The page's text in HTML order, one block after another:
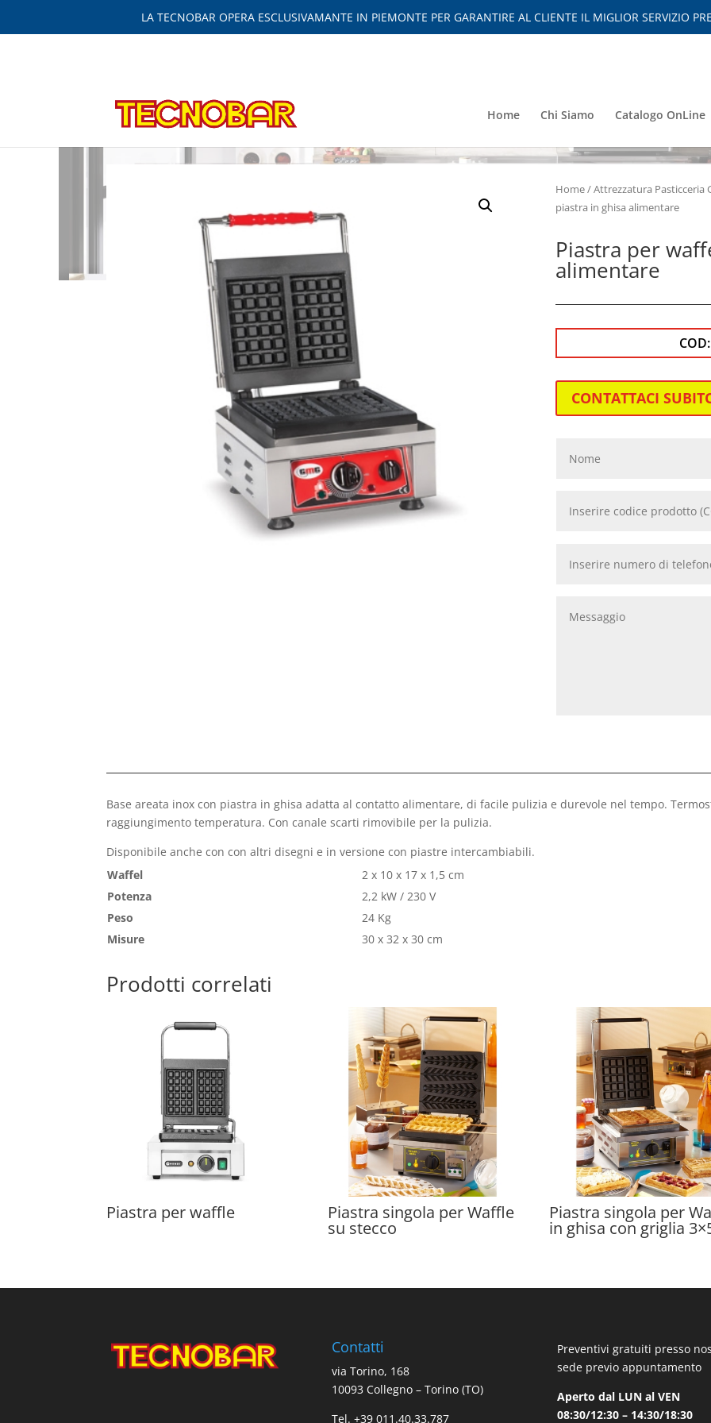
LA TECNOBAR OPERA ESCLUSIVAMANTE IN PIEMONTE PER GARANTIRE AL CLIENTE IL MIGLIOR SERVIZIO
Home Chi Siamo Catalogo OnLine
Home/Attrezzatura Pasticceria
piastra in ghisa alimentare
Piastra per
alimentare
CONTATTACI
Base areata inox con piastra in ghisa adatta al contatto alimentare, di facile pulizia e durevole nel tempo.
raggiungimento temperatura. Con canale scarti rimovibile per la pulizia.
Disponibile anche con con altri disegni e in versione con piastre intercambiabili.
Waffel
2 x 10 x 17 x 1,5 cm
Potenza
2,2 kW / 230 V
Peso
24 Kg
Misure
30 x 32 x 30 cm
Prodotti correlati
Piastra per waffle Piastra singola per Waffle
su stecco
Piastra singola per
in ghisa con griglia
Contatti
via Torino, 168
10093 Collegno – Torino (TO)
Tel. +39 011.40.33.787
Preventivi gratuiti presso
sede previo appuntamento
Aperto dal LUN al VEN
08:30/12:30 – 14:30/18:30